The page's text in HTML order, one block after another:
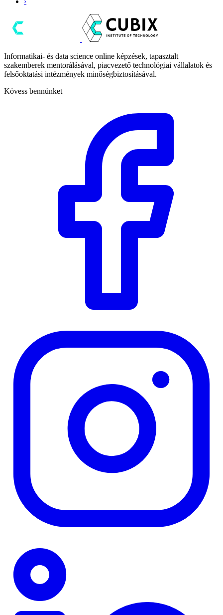
Informatikai- és data science online képzések, tapasztalt
szakemberek mentorálásával, piacvezető technológiai vállalatok és
felsőoktatási intézmények minőségbiztosításával.
Kövess bennünket